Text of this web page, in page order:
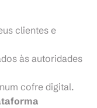
clientes e
às autoridades
cofre digital.